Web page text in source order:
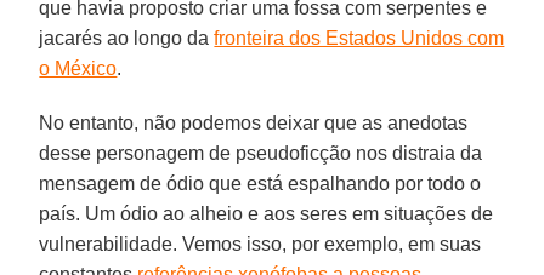
que havia proposto criar uma fossa com serpentes e
jacarés ao longo dafronteira dos Estados Unidos com
o México.
No entanto, não podemos deixar que as anedotas
desse personagem de pseudoficção nos distraia da
mensagem de ódio que está espalhando por todo o
país. Um ódio ao alheio e aos seres em situações de
vulnerabilidade. Vemos isso, por exemplo, em suas